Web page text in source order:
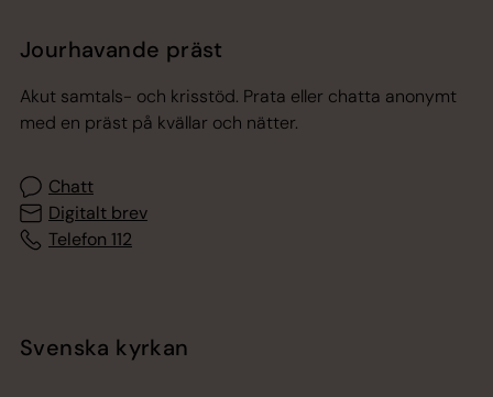
Jourhavande präst
Akut samtals- och krisstöd. Prata eller chatta anonymt
med en präst på kvällar och nätter.
Chatt
Digitalt brev
Telefon 112
Svenska kyrkan